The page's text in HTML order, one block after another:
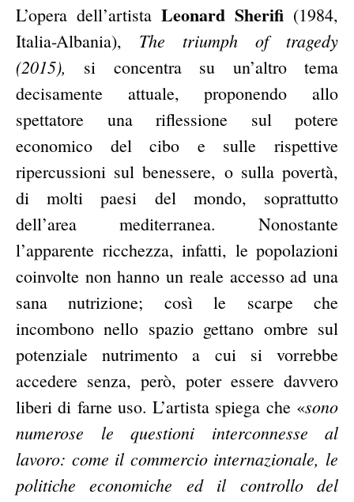
L’opera dell’artista Leonard Sherifi (1984,
Italia-Albania), The triumph of tragedy
(2015), si concentra su un’altro tema
decisamente attuale, proponendo allo
spettatore una riflessione sul potere
economico del cibo e sulle rispettive
ripercussioni sul benessere, o sulla povertà,
di molti paesi del mondo, soprattutto
dell’area mediterranea. Nonostante
l’apparente ricchezza, infatti, le popolazioni
coinvolte non hanno un reale accesso ad una
sana nutrizione; così le scarpe che
incombono nello spazio gettano ombre sul
potenziale nutrimento a cui si vorrebbe
accedere senza, però, poter essere davvero
liberi di farne uso. L’artista spiega che «sono
numerose le questioni interconnesse al
lavoro: come il commercio internazionale, le
politiche economiche ed il controllo del